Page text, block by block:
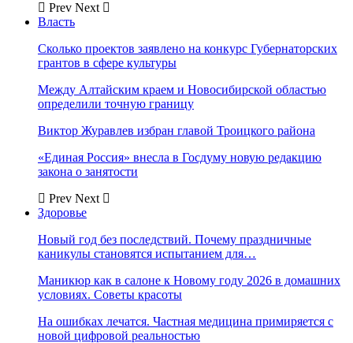
Prev Next
Власть
Сколько проектов заявлено на конкурс Губернаторских
грантов в сфере культуры
Между Алтайским краем и Новосибирской областью
определили точную границу
Виктор Журавлев избран главой Троицкого района
«Единая Россия» внесла в Госдуму новую редакцию
закона о занятости
Prev Next
Здоровье
Новый год без последствий. Почему праздничные
каникулы становятся испытанием для…
Маникюр как в салоне к Новому году 2026 в домашних
условиях. Советы красоты
На ошибках лечатся. Частная медицина примиряется с
новой цифровой реальностью